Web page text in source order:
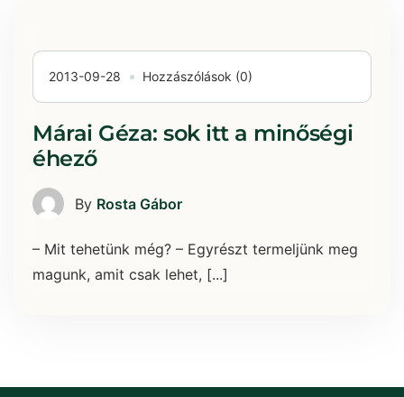
2013-09-28 Hozzászólások (0)
Márai Géza: sok itt a minőségi
éhező
By Rosta Gábor
– Mit tehetünk még? – Egyrészt termeljünk meg
magunk, amit csak lehet, [...]